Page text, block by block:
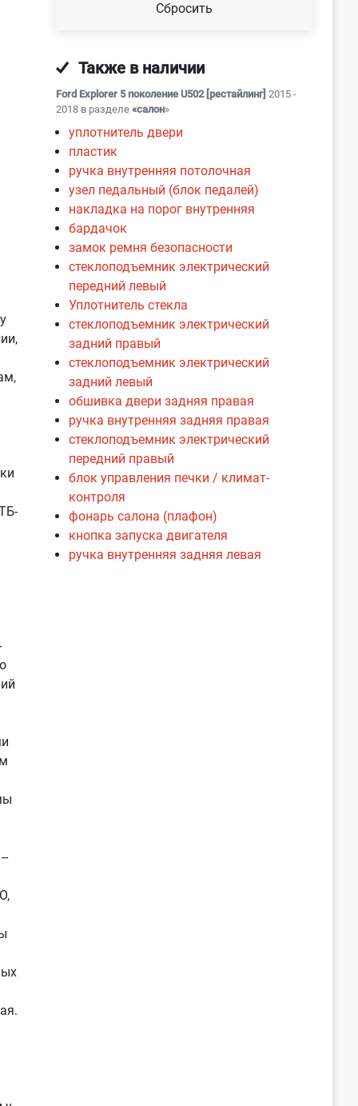
Сбросить
Также в наличии
Ford Explorer 5 поколение U502 [рестайлинг] 2015 -
2018 в разделе «салон»
уплотнитель двери
пластик
ручка внутренняя потолочная
узел педальный (блок педалей)
накладка на порог внутренняя
бардачок
замок ремня безопасности
стеклоподъемник электрический
передний левый
Уплотнитель стекла
стеклоподъемник электрический
задний правый
стеклоподъемник электрический
задний левый
обшивка двери задняя правая
ручка внутренняя задняя правая
стеклоподъемник электрический
передний правый
блок управления печки / климат-
контроля
фонарь салона (плафон)
кнопка запуска двигателя
ручка внутренняя задняя левая